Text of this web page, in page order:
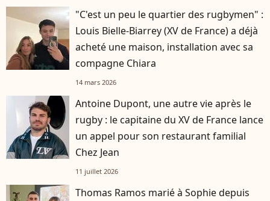
"C'est un peu le quartier des rugbymen" :
Louis Bielle-Biarrey (XV de France) a déjà
acheté une maison, installation avec sa
compagne Chiara
14 mars 2026
Antoine Dupont, une autre vie après le
rugby : le capitaine du XV de France lance
un appel pour son restaurant familial
Chez Jean
11 juillet 2026
Thomas Ramos marié à Sophie depuis